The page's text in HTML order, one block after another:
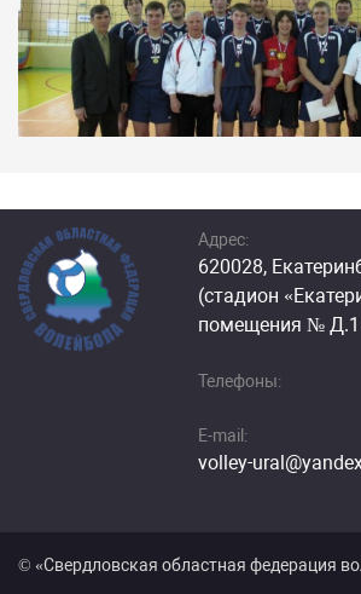
Адрес:
620028,
(стадион
помещения №
Телефоны:
E-mail:
volley-
© «Cвердловская областная федерация